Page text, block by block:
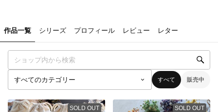
作品一覧 シリーズ プロフィール レビュー レター
すべて 販売中
SOLD OUT SOLD OUT